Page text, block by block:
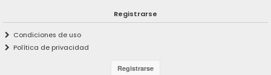
Registrarse
Condiciones de uso
Política de privacidad